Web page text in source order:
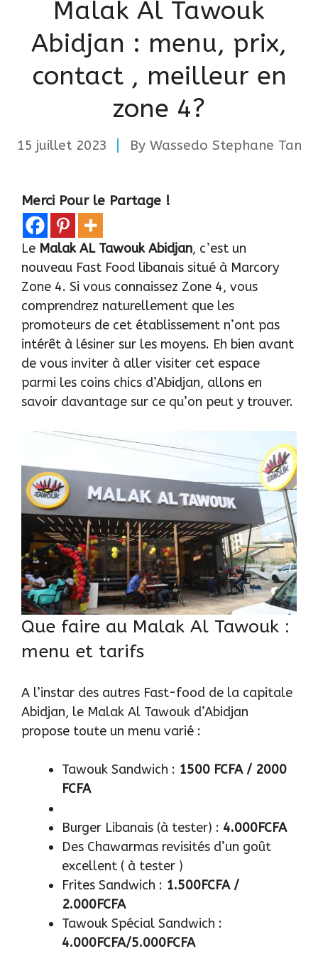
Malak Al Tawouk
Abidjan : menu, prix,
contact , meilleur en
zone 4?
15 juillet 2023 By Wassedo Stephane Tan
Merci Pour le Partage !
Le Malak AL Tawouk Abidjan, c’est un
nouveau Fast Food libanais situé à Marcory
Zone 4. Si vous connaissez Zone 4, vous
comprendrez naturellement que les
promoteurs de cet établissement n’ont pas
intérêt à lésiner sur les moyens. Eh bien avant
de vous inviter à aller visiter cet espace
parmi les coins chics d’Abidjan, allons en
savoir davantage sur ce qu’on peut y trouver.
Que faire au Malak Al Tawouk :
menu et tarifs
A l’instar des autres Fast-food de la capitale
Abidjan, le Malak Al Tawouk d’Abidjan
propose toute un menu varié :
Tawouk Sandwich : 1500 FCFA / 2000
FCFA
Burger Libanais (à tester) : 4.000FCFA
Des Chawarmas revisités d’un goût
excellent ( à tester )
Frites Sandwich : 1.500FCFA /
2.000FCFA
Tawouk Spécial Sandwich :
4.000FCFA/5.000FCFA